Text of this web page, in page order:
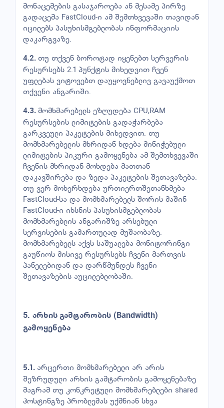
მონაცემების გასაჯაროება ან მესამე პირზე
გადაცემა FastCloud-ი ამ შემთხვევაში თავიდან
იცილებს პასუხისმგებლობას ინფორმაციის
დაკარგვაზე.
4.2. თუ თქვენ ბოროტად იყენებთ სერვერის
რესურსებს 2.1 პუნქტის მიხედვით ჩვენ
უფლებას ვიტოვებთ დაუყოვნებლივ გავაუქმოთ
თქვენი ანგარიში.
4.3. მომხმარებელს ეზღუდება CPU,RAM
რესურსების ლიმიტების გადაჭარბება
გარკვეული პაკეტების მიხედვით. თუ
მომხმარებელის მხრიდან ხდება მინიჭებული
ლიმიტების პიკური გამოყენება ამ შემთხვევაში
ჩვენის მხრიდან მოხდება მათთან
დაკავშირება და ზედა პაკეტების შეთავაზება.
თუ ვერ მოხერხდება ურთიერთშეთანხმება
FastCloud-სა და მომხმარებელს შორის მაშინ
FastCloud-ი იხსნის პასუხისმგებლობას
მომხმარებლის ანგარიშზე არსებული
სერვისების გამართულად მუშაობაზე.
მომხმარებელს აქვს საშუალება მონიტორინგი
გაუწიოს მისივე რესურსებს ჩვენი მართვის
პანელებიდან და დარწმუნდეს ჩვენი
შეთავაზების აუცილებლობაში.
5. არხის გამტარობის (Bandwidth)
გამოყენება
5.1. არცერთი მომხმარებელი არ არის
შეზრუდული არხის გამტარობის გამოყენებაზე
მაგრამ თუ კონკრეტული მომხმარებლები shared
ჰოსტინგზე პრობლემას უქმნიან სხვა